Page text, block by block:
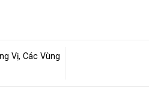
Vị, Các Vùng